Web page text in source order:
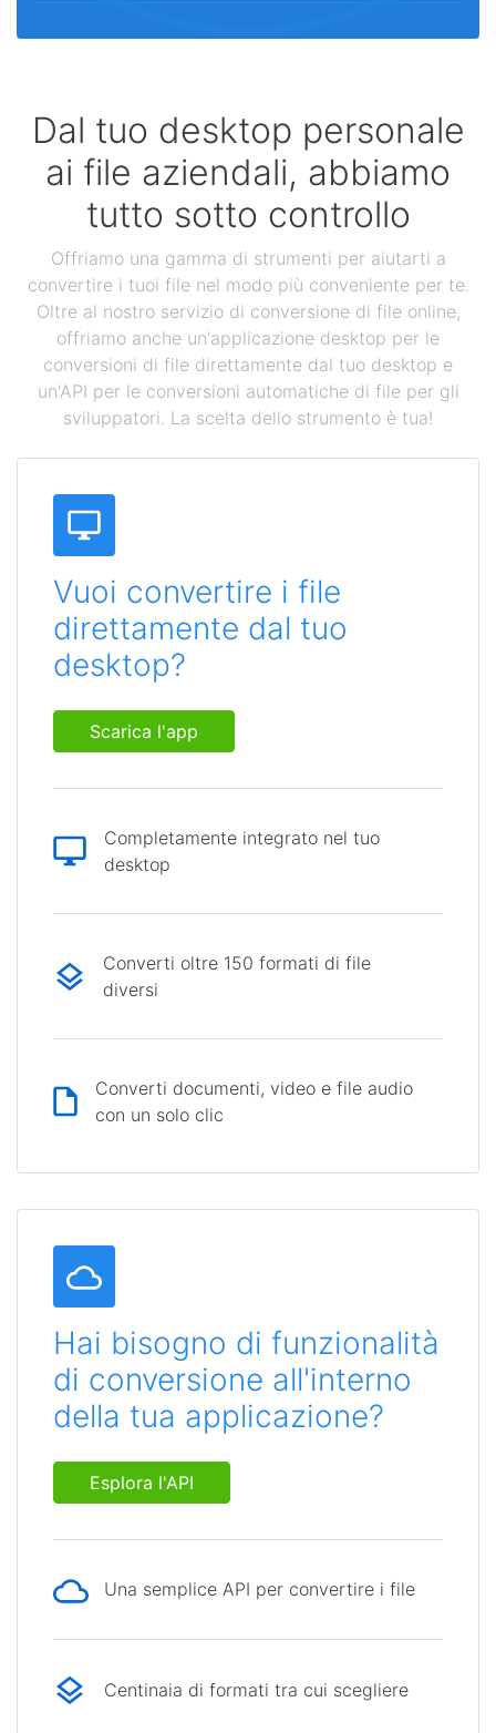
Dal tuo desktop personale
ai file aziendali, abbiamo
tutto sotto controllo
Offriamo una gamma di strumenti per aiutarti a
convertire i tuoi file nel modo più conveniente per te.
Oltre al nostro servizio di conversione di file online,
offriamo anche un'applicazione desktop per le
conversioni di file direttamente dal tuo desktop e
un'API per le conversioni automatiche di file per gli
sviluppatori. La scelta dello strumento è tua!
Vuoi convertire i file
direttamente dal tuo
desktop?
Scarica l'app
Completamente integrato nel tuo
desktop
Converti oltre 150 formati di file
diversi
Converti documenti, video e file audio
con un solo clic
Hai bisogno di funzionalità
di conversione all'interno
della tua applicazione?
Esplora l'API
Una semplice API per convertire i file
Centinaia di formati tra cui scegliere